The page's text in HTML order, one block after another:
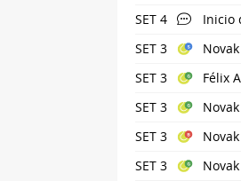
SET 4
Inicio
SET 3
SET 3
Félix
SET 3
SET 3
SET 3